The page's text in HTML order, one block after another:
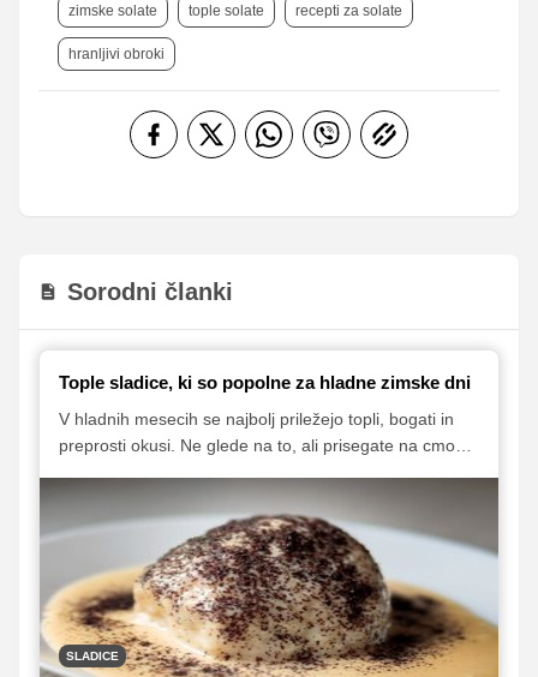
zimske solate tople solate recepti za solate
hranljivi obroki
Sorodni članki
Tople sladice, ki so popolne za hladne zimske dni
V hladnih mesecih se najbolj priležejo topli, bogati in
preprosti okusi. Ne glede na to, ali prisegate na cmoke,
zagotovo našli sladico, ki vas bo pogrela in razvajala v
hladnih zimskih dneh.
SLADICE